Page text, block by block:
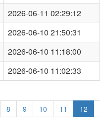
2026-06-11 02:29:12
2026-06-10 21:50:31
2026-06-10 11:18:00
2026-06-10 11:02:33
8 9 10 11 12